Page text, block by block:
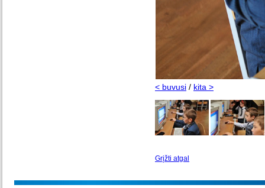
< buvusi / kita >
Grįžti atgal